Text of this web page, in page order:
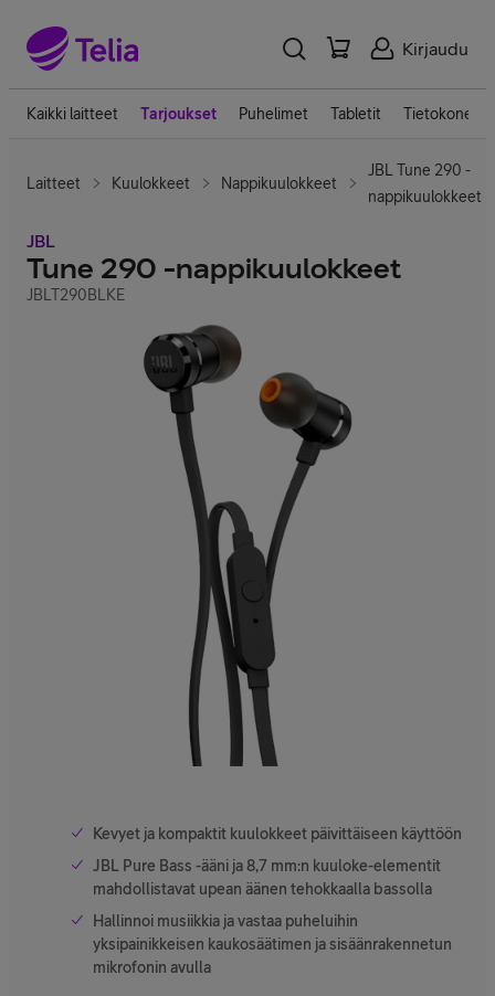
Kirjaudu
Kaikki laitteet Tarjoukset Puhelimet Tabletit Tietokoneet
Laitteet Kuulokkeet Nappikuulokkeet
JBL Tune 290 -
nappikuulokkeet
JBL
Tune 290 -nappikuulokkeet
JBLT290BLKE
Kevyet ja kompaktit kuulokkeet päivittäiseen käyttöön
JBL Pure Bass -ääni ja 8,7 mm:n kuuloke-elementit
mahdollistavat upean äänen tehokkaalla bassolla
Hallinnoi musiikkia ja vastaa puheluihin
yksipainikkeisen kaukosäätimen ja sisäänrakennetun
mikrofonin avulla